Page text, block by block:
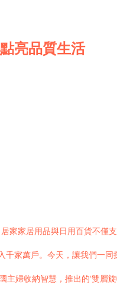
亮品質生活
家家居用品與日用百貨不僅
千家萬戶。今天，讓我們一
婦收納智慧，推出的‘雙層